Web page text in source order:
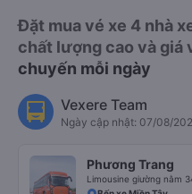
Đặt mua vé xe 4 nhà
chất lượng cao và giá
chuyến mỗi ngày
Vexere Team
Ngày cập nhật: 07/08/
Phương Trang
Limousine giường nằm